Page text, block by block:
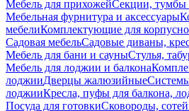
Мебель для прихожейСекции,
Мебельная фурнитура и аксессуары
мебелиКомплектующие для
Садовая мебельСадовые диваны,
Мебель для бани и сауныСтулья,
Мебель для лоджии и балкона
лоджииДверцы жалюзийные
лоджииКресла, пуфы для балкона,
Посуда для готовкиСковороды,